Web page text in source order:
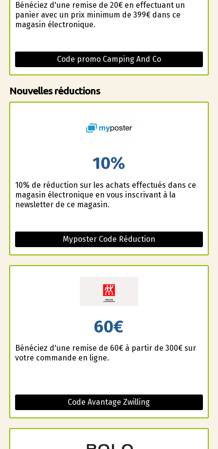
Bénéficiez d'une remise de 20€ en effectuant un
panier avec un prix minimum de 399€ dans ce
magasin électronique.
Code promo Camping And Co
Nouvelles réductions
10%
10% de réduction sur les achats effectués dans ce
magasin électronique en vous inscrivant à la
newsletter de ce magasin.
Myposter Code Réduction
60€
Bénéficiez d'une remise de 60€ à partir de 300€ sur
votre commande en ligne.
Code Avantage Zwilling